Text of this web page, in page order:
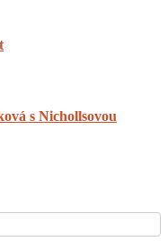
s Nichollsovou